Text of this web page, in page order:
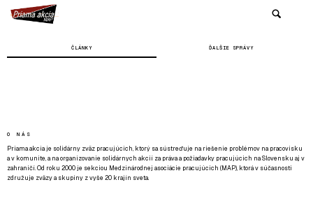
ČLÁNKY ĎALŠIE SPRÁVY
O NÁS
Priama akcia je solidárny zväz pracujúcich, ktorý sa sústreďuje na riešenie problémov na pracovisku
a v komunite, a na organizovanie solidárnych akcií za práva a požiadavky pracujúcich na Slovensku aj v
zahraničí. Od roku 2000 je sekciou Medzinárodnej asociácie pracujúcich (MAP), ktorá v súčasnosti
združuje zväzy a skupiny z vyše 20 krajín sveta.